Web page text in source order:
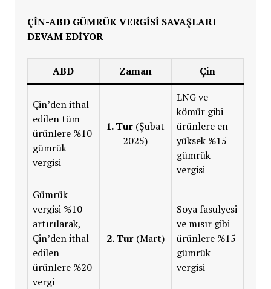
ÇIN-ABD GÜMRÜK VERGISI SAVAŞLARI
DEVAM EDIYOR
ABD Zaman Çin
Çin’den ithal
edilen tüm
ürünlere %10
gümrük
vergisi
1. Tur (Şubat
2025)
LNG ve
kömür gibi
ürünlere en
yüksek %15
gümrük
vergisi
Gümrük
vergisi %10
artırılarak,
Çin’den ithal
edilen
ürünlere %20
vergi
2. Tur(Mart)
Soya fasulyesi
ve mısır gibi
ürünlere %15
gümrük
vergisi